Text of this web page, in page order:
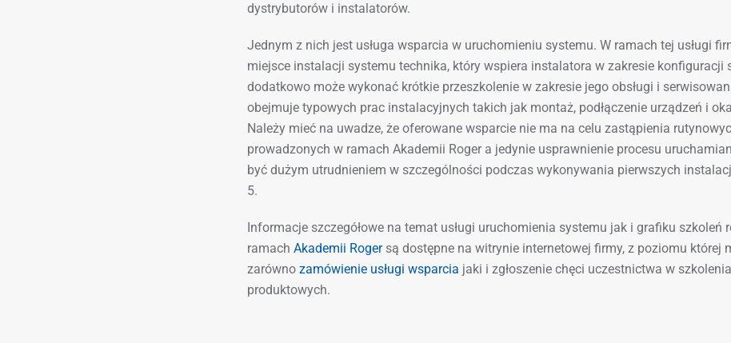
dystrybutorów i instalatorów.
Jednym z nich jest usługa wsparcia w uruchomieniu systemu. W ramach tej usługi
miejsce instalacji systemu technika, który wspiera instalatora w zakresie konfiguracji
dodatkowo może wykonać krótkie przeszkolenie w zakresie jego obsługi i
obejmuje typowych prac instalacyjnych takich jak montaż, podłączenie urządzeń i
Należy mieć na uwadze, że oferowane wsparcie nie ma na celu zastąpienia
prowadzonych w ramach Akademii Roger a jedynie usprawnienie procesu
być dużym utrudnieniem w szczególności podczas wykonywania pierwszych
5.
Informacje szczegółowe na temat usługi uruchomienia systemu jak i grafiku szkoleń
ramach Akademii Rogersą dostępne na witrynie internetowej firmy, z poziomu której
zarówno zamówienie usługi wsparcia jaki i zgłoszenie chęci uczestnictwa w
produktowych.